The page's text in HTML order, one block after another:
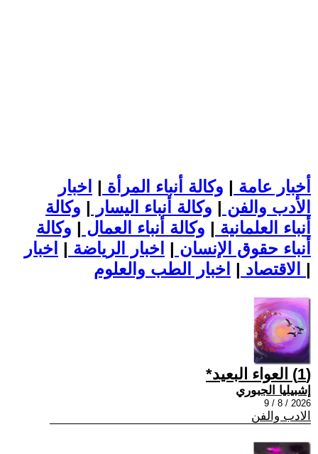
أخبار عامة | وكالة أنباء المرأة | اخبار
الأدب والفن | وكالة أنباء اليسار | وكالة
أنباء العلمانية | وكالة أنباء العمال | وكالة
أنباء حقوق الإنسان | اخبار الرياضة | اخبار
الاقتصاد | |
(1) العواء البعيد*
إشبيليا الجبوري
2026 / 8 / 9
الادب والفن